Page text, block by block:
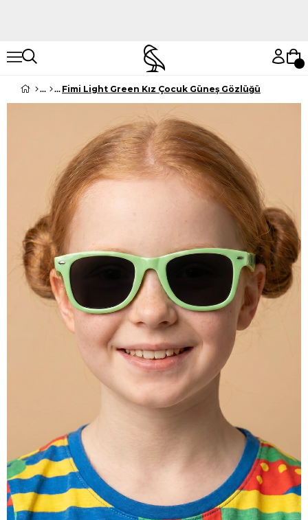
Fimi Light Green Kız Çocuk Güneş Gözlüğü